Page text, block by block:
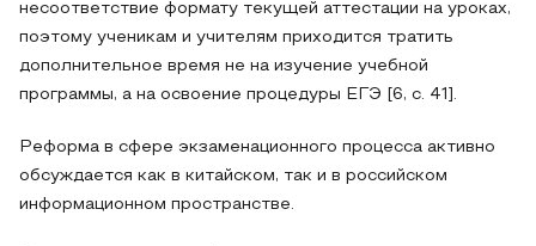
несоответствие формату текущей аттестации на уроках,
поэтому ученикам и учителям приходится тратить
дополнительное время не на изучение учебной
программы, а на освоение процедуры ЕГЭ [6, с. 41].
Реформа в сфере экзаменационного процесса активно
обсуждается как в китайском, так и в российском
информационном пространстве.